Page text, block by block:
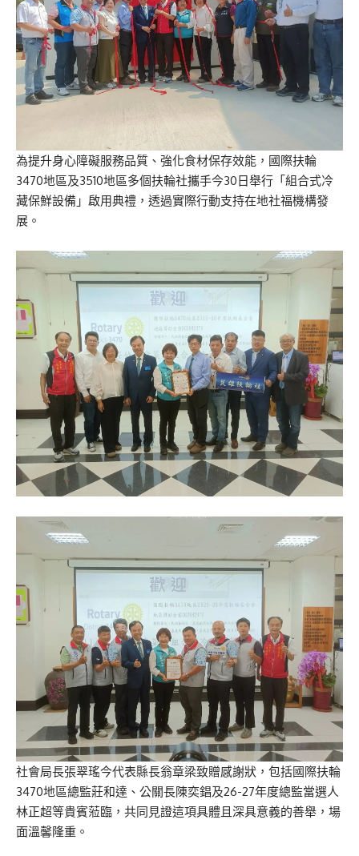
為提升身心障礙服務品質、強化食材保存效能，國際扶輪
3470地區及3510地區多個扶輪社攜手今30日舉行「組合式冷
藏保鮮設備」啟用典禮，透過實際行動支持在地社福機構發
展。
社會局長張翠瑤今代表縣長翁章梁致贈感謝狀，包括國際扶輪
3470地區總監莊和達、公關長陳奕錩及26-27年度總監當選人
林正超等貴賓蒞臨，共同見證這項具體且深具意義的善舉，場
面溫馨隆重。